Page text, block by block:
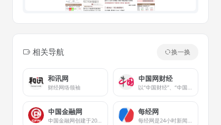
相关导航 换一换
和讯网
财经网络领袖
中国网财经
以“中国财经”、“中国财经APP”、中国财经双微等为核心业务平台，实现多屏互动，重点关注宏观经济、金融、证券、上市公司、房产、科技等领域，为用户提供时效、专业、全面的财经信息及综合类服务。
中国金融网
中国金融网创建于2002年，是中国金融领域的知名品牌。
每经网
每经网是24小时新闻网站，依托新锐财经日报《每日经济新闻》打造中国具有影响力的新闻网站，覆盖品牌价值、汽车资讯、视频、基金、财经、房产、金融新闻、券商、公司等方向，是全方位财经新闻平台。